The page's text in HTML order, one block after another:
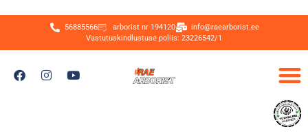
56885566 arborist nr 194120
info@raearborist.ee
Vastutuskindlustuse poliis: 23226542/1